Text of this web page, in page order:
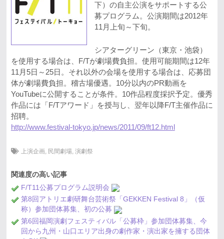
下）の自主公演をサポートする公
募プログラム。公演期間は2012年
11月上旬～下旬。
シアターグリーン（東京・池袋）
を使用する場合は、F/Tが劇場費負担。使用可能期間は12年
11月5日～25日。それ以外の会場を使用する場合は、応募団
体が劇場費負担。稽古場優遇。10分以内のPR動画を
YouTubeに公開することが条件。10作品程度採択予定。優秀
作品には「F/Tアワード」を授与し、翌年以降F/T主催作品に
招聘。
http://www.festival-tokyo.jp/news/2011/09/ft12.html
上演企画, 民間劇場, 演劇祭
関連度の高い記事
F/T11公募プログラム説明会
第8回アトリエ劇研舞台芸術祭「GEKKEN Festival 8」（仮
称）参加団体募集、初の公募
第6回福岡演劇フェスティバル「公募枠」参加団体募集、今
回から九州・山口エリア出身の劇作家・演出家を擁する団体